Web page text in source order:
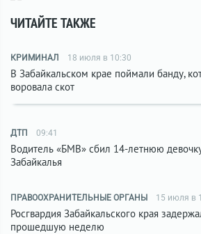
ЧИТАЙТЕ ТАКЖЕ
КРИМИНАЛ 18 июля в 10:30
В Забайкальском крае поймали банду,
воровала скот
ДТП 09:41
Водитель «БМВ» сбил 14-летнюю
Забайкалья
ПРАВООХРАНИТЕЛЬНЫЕ ОРГАНЫ 15 июля в
Росгвардия Забайкальского края
прошедшую неделю